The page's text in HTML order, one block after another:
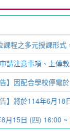
課程之多元授課形
請注意事項、上傳
】將於114年6月
8月15日 (四) 16:00